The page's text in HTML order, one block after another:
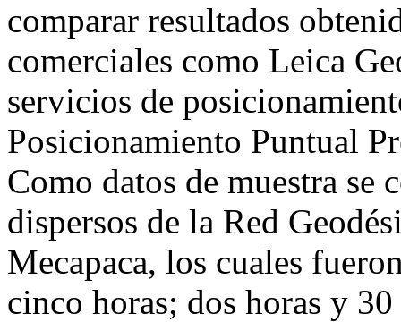
comparar resultados
comerciales como Leica
servicios de
Posicionamiento Puntual
Como datos de muestra se
dispersos de la Red
Mecapaca, los cuales
cinco horas; dos horas y